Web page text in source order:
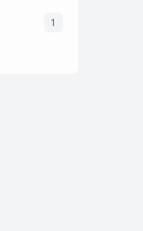
1